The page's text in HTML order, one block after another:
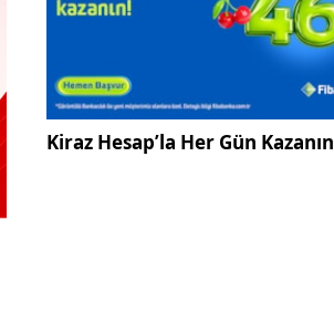
Kiraz Hesap’la Her Gün Kazanın